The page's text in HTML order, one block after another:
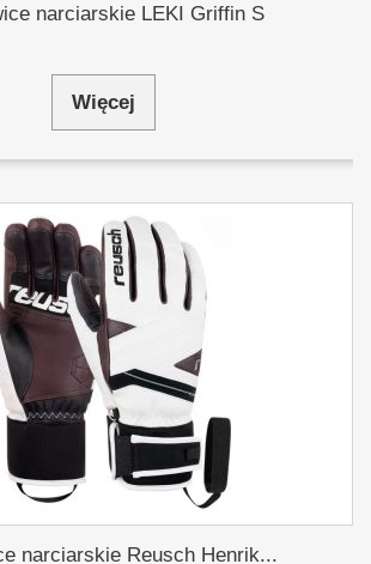
narciarskie LEKI Griffin S
Więcej
narciarskie Reusch Henrik...